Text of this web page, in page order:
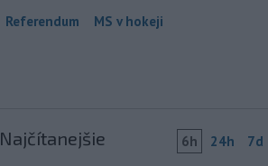
Referendum MS v hokeji
Najčítanejšie 6h 24h 7d